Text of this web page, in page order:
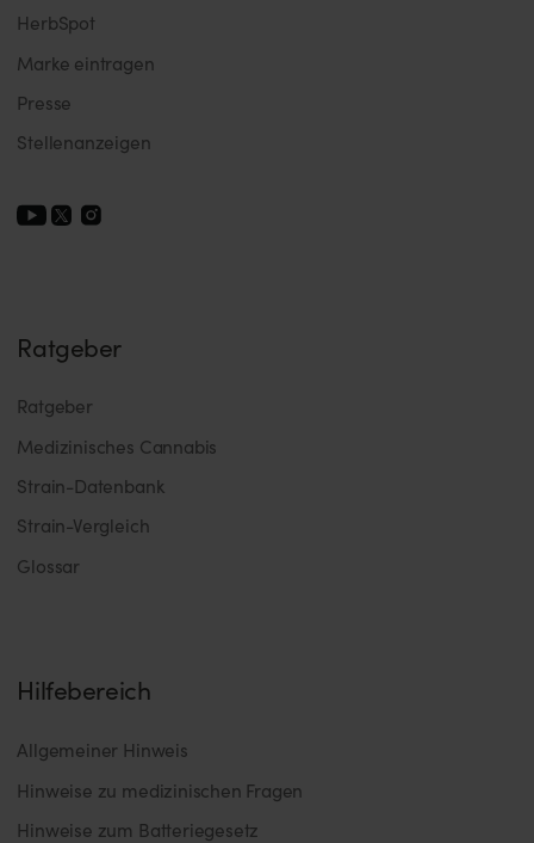
HerbSpot
Marke eintragen
Presse
Stellenanzeigen
Ratgeber
Ratgeber
Medizinisches Cannabis
Strain-Datenbank
Strain-Vergleich
Glossar
Hilfebereich
Allgemeiner Hinweis
Hinweise zu medizinischen Fragen
Hinweise zum Batteriegesetz